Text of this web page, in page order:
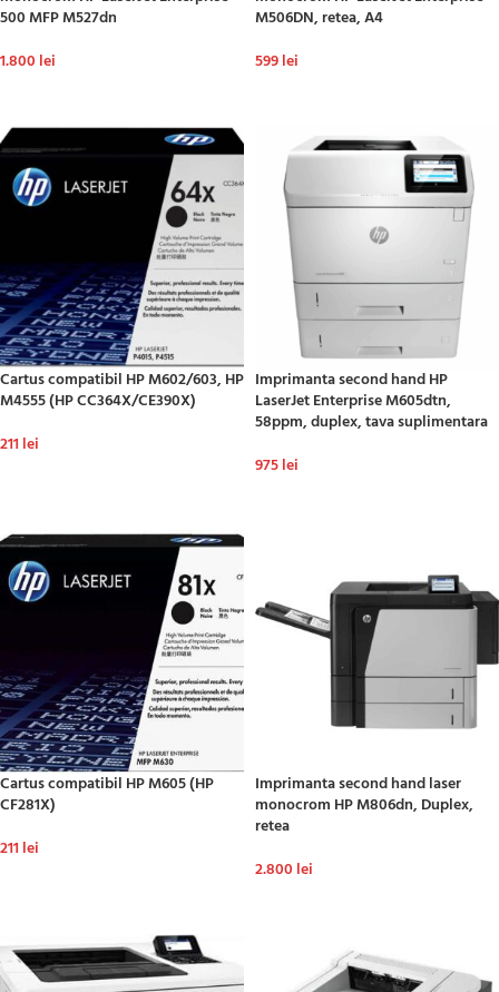
500 MFP M527dn
1.800 lei
M506DN, retea, A4
599lei
Cartus compatibil HP M602/603, HP
M4555 (HP CC364X/CE390X)
211 lei
Imprimanta second hand HP
LaserJet Enterprise M605dtn,
58ppm, duplex, tava suplimentara
975lei
Cartus compatibil HP M605 (HP
CF281X)
211 lei
Imprimanta second hand laser
monocrom HP M806dn, Duplex,
retea
2.800 lei